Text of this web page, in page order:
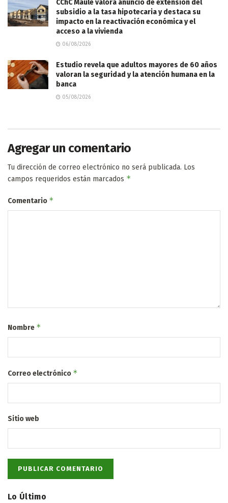
CChC Maule valora anuncio de extensión del
subsidio a la tasa hipotecaria y destaca su
impacto en la reactivación económica y el
acceso a la vivienda
06/08/2026
Estudio revela que adultos mayores de 60 años
valoran la seguridad y la atención humana en la
banca
05/08/2026
Agregar un comentario
Tu dirección de correo electrónico no será publicada. Los
campos requeridos están marcados *
Comentario *
Nombre *
Correo electrónico *
Sitio web
Lo Último